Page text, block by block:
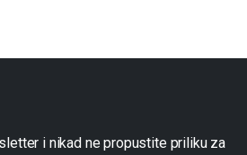
i nikad ne propustite priliku za